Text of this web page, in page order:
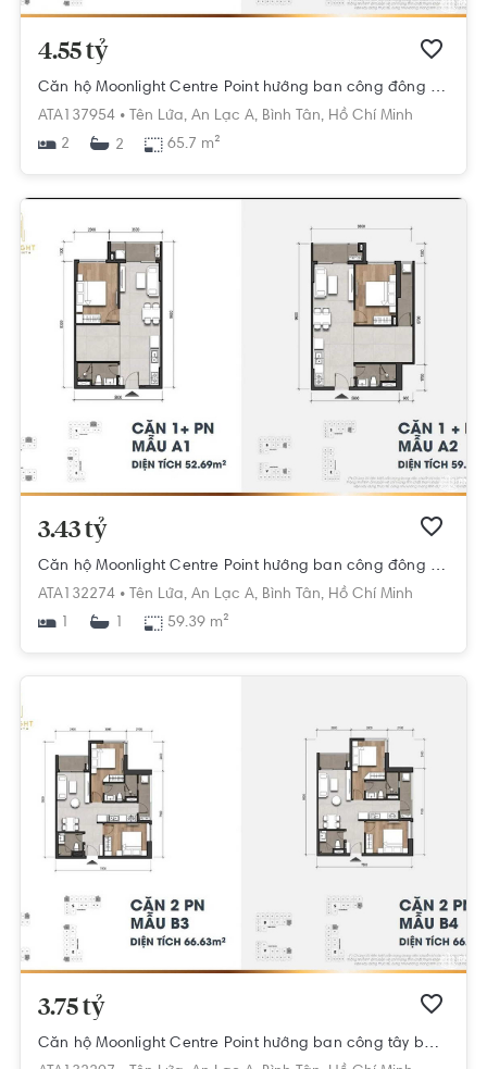
4.55 tỷ
Căn hộ Moonlight Centre Point hướng ban công đông bắc nội thất cơ bản diện tích 65.7m²
ATA137954 • Tên Lửa, An Lạc A, Bình Tân, Hồ Chí Minh
2
2 65.7 m²
3.43 tỷ
Căn hộ Moonlight Centre Point hướng ban công đông bắc nội thất cơ bản diện tích 59.39m².
ATA132274 •
Tên Lửa, An Lạc A, Bình Tân, Hồ Chí Minh
1 59.39 m²
3.75 tỷ
Căn hộ Moonlight Centre Point hướng ban công tây bắc nội thất cơ bản diện tích 66.63m².